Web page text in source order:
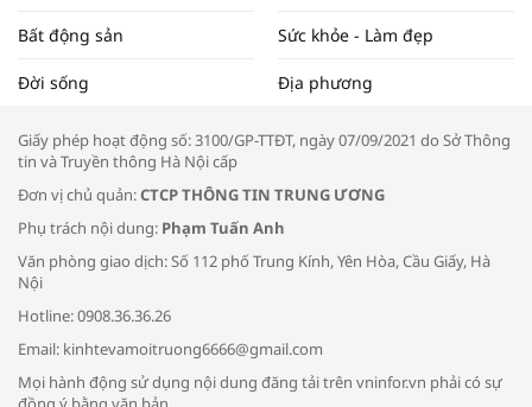
Tọa đàm “Xúc tiến thương mại: Khơi
Bác sĩ tư vấn cách phòng tránh bệnh
đường hô hấp trong thời tiết giao mùa
Bất động sản Sức khỏe - Làm đẹp
Đời sống Địa phương
Giấy phép hoạt động số: 3100/GP-TTĐT, ngày 07/09/2021 do Sở Thông
tin và Truyền thông Hà Nội cấp
Đơn vị chủ quản:CTCP THÔNG TIN TRUNG ƯƠNG
Phụ trách nội dung: Phạm Tuấn Anh
Văn phòng giao dịch: Số 112 phố Trung Kính, Yên Hòa, Cầu Giấy, Hà
Nội
Hotline: 0908.36.36.26
Email: kinhtevamoitruong6666@gmail.com
Mọi hành động sử dụng nội dung đăng tải trên vninfor.vn phải có sự